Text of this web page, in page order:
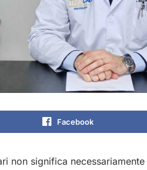
Facebook
non significa